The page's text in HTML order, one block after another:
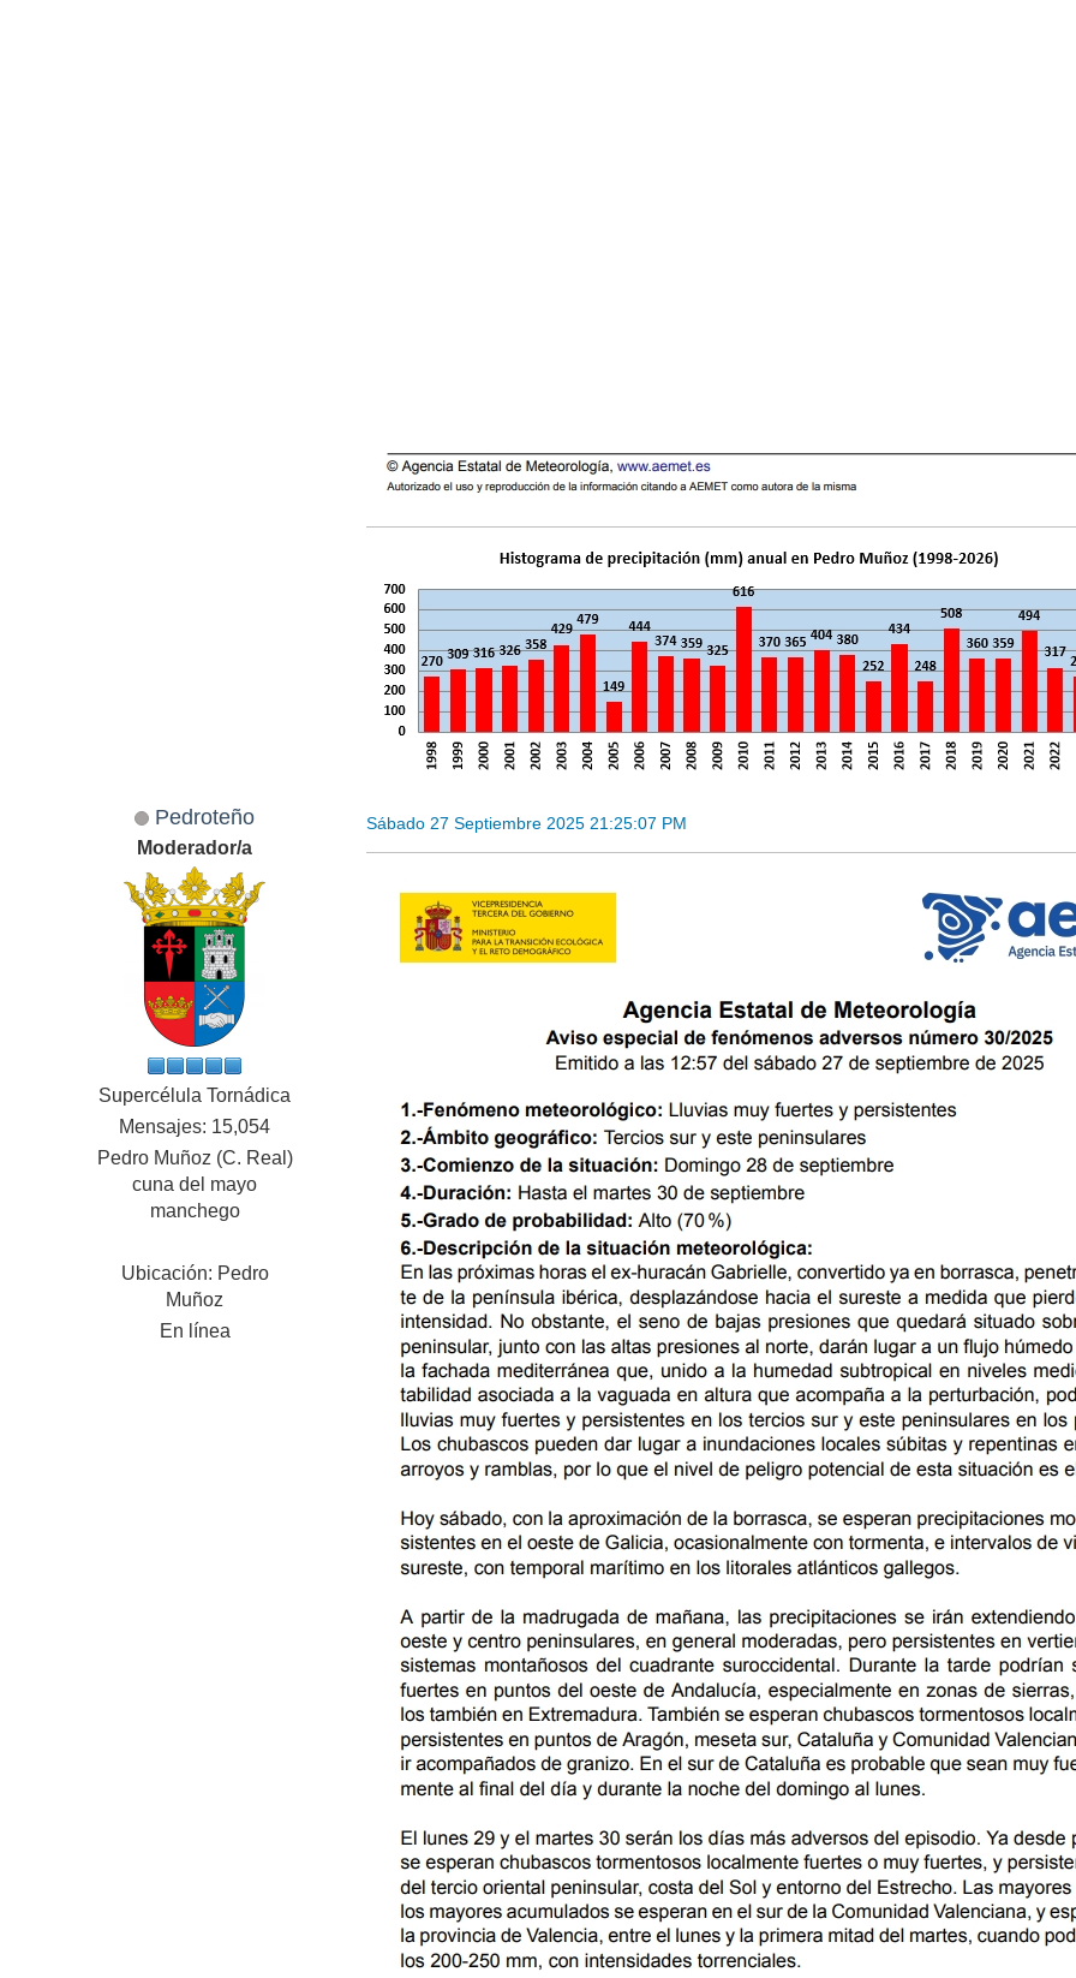
Pedroteño
Moderador/a
Supercélula Tornádica
Mensajes: 15,054
Pedro Muñoz (C. Real)
cuna del mayo
manchego
Ubicación: Pedro
Muñoz
En línea
Sábado 27 Septiembre 2025 21:25:07 PM